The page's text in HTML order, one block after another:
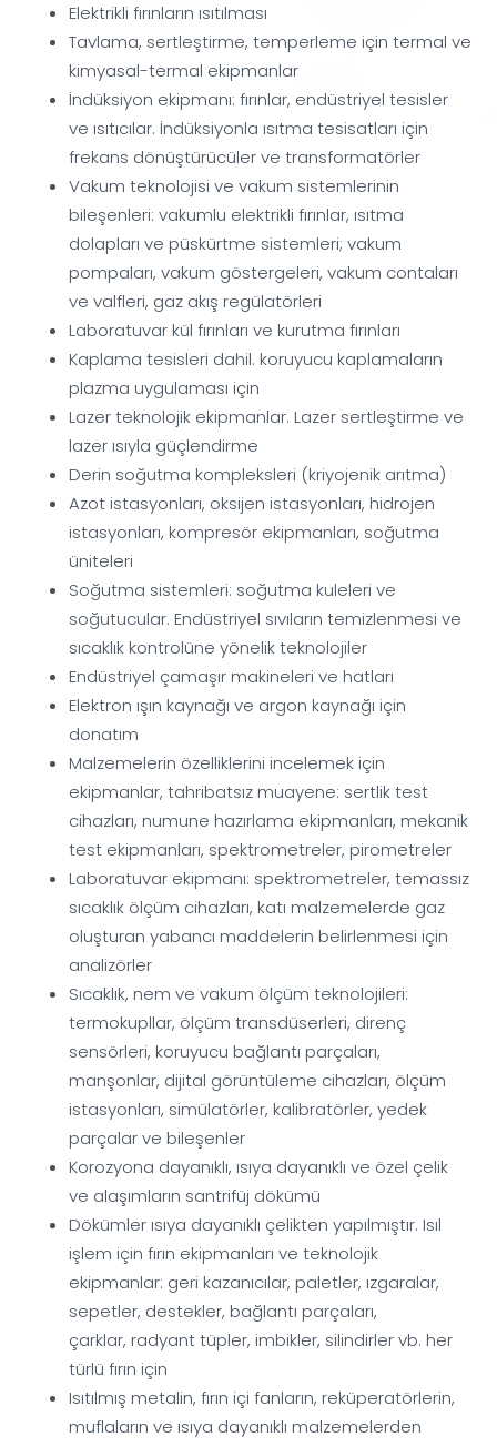
Elektrikli fırınların ısıtılması
Tavlama, sertleştirme, temperleme için termal ve
kimyasal-termal ekipmanlar
İndüksiyon ekipmanı: fırınlar, endüstriyel tesisler
ve ısıtıcılar. İndüksiyonla ısıtma tesisatları için
frekans dönüştürücüler ve transformatörler
Vakum teknolojisi ve vakum sistemlerinin
bileşenleri: vakumlu elektrikli fırınlar, ısıtma
dolapları ve püskürtme sistemleri; vakum
pompaları, vakum göstergeleri, vakum contaları
ve valfleri, gaz akış regülatörleri
Laboratuvar kül fırınları ve kurutma fırınları
Kaplama tesisleri dahil. koruyucu kaplamaların
plazma uygulaması için
Lazer teknolojik ekipmanlar. Lazer sertleştirme ve
lazer ısıyla güçlendirme
Derin soğutma kompleksleri (kriyojenik arıtma)
Azot istasyonları, oksijen istasyonları, hidrojen
istasyonları, kompresör ekipmanları, soğutma
üniteleri
Soğutma sistemleri: soğutma kuleleri ve
soğutucular. Endüstriyel sıvıların temizlenmesi ve
sıcaklık kontrolüne yönelik teknolojiler
Endüstriyel çamaşır makineleri ve hatları
Elektron ışın kaynağı ve argon kaynağı için
donatım
Malzemelerin özelliklerini incelemek için
ekipmanlar, tahribatsız muayene: sertlik test
cihazları, numune hazırlama ekipmanları, mekanik
test ekipmanları, spektrometreler, pirometreler
Laboratuvar ekipmanı: spektrometreler, temassız
sıcaklık ölçüm cihazları, katı malzemelerde gaz
oluşturan yabancı maddelerin belirlenmesi için
analizörler
Sıcaklık, nem ve vakum ölçüm teknolojileri:
termokupllar, ölçüm transdüserleri, direnç
sensörleri, koruyucu bağlantı parçaları,
manşonlar, dijital görüntüleme cihazları, ölçüm
istasyonları, simülatörler, kalibratörler, yedek
parçalar ve bileşenler
Korozyona dayanıklı, ısıya dayanıklı ve özel çelik
ve alaşımların santrifüj dökümü
Dökümler ısıya dayanıklı çelikten yapılmıştır. Isıl
işlem için fırın ekipmanları ve teknolojik
ekipmanlar: geri kazanıcılar, paletler, ızgaralar,
sepetler, destekler, bağlantı parçaları,
çarklar, radyant tüpler, imbikler, silindirler vb. her
türlü fırın için
Isıtılmış metalin, fırın içi fanların, reküperatörlerin,
muflaların ve ısıya dayanıklı malzemelerden